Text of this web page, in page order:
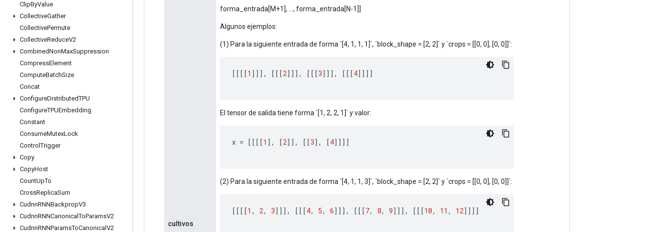
ClipByValue
CollectiveGather
CollectivePermute
CollectiveReduceV2
CombinedNonMaxSuppression
CompressElement
ComputeBatchSize
Concat
ConfigureDistributedTPU
ConfigureTPUEmbedding
Constant
ConsumeMutexLock
ControlTrigger
Copy
CopyHost
CountUpTo
CrossReplicaSum
CudnnRNNBackpropV3
CudnnRNNCanonicalToParamsV2
CudnnRNNParamsToCanonical V2
cultivos
forma_entrada[M+1], ..., forma_entrada[N-1]]
Algunos ejemplos:
(1) Para la siguiente entrada de forma `[4, 1, 1, 1]`, `block_shape = [2, 2]` y `crops = [[0, 0], [0, 0]]`:
[[[[1 ]]] , [[[2]]] , [[[3]]] , [[[4]]]]
El tensor de salida tiene forma `[1, 2, 2, 1]` y valor:
x = [[[[1 ] , [2]] , [[3] , [4]]]]
(2) Para la siguiente entrada de forma `[4, 1, 1, 3]`, `block_shape = [2, 2]` y `crops = [[0, 0], [0, 0]]`:
[[[[1 , 2, 3]]] , [[[4, 5, 6]]] , [[[7, 8, 9]]] , [[[10, 11 , 12]]]]